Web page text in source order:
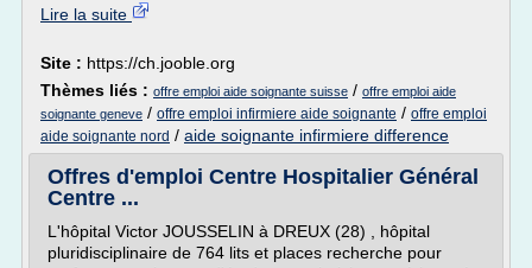
Lire la suite
Site : https://ch.jooble.org
Thèmes liés : offre emploi aide soignante suisse / offre emploi aide
soignante geneve / offre emploi infirmiere aide soignante / offre emploi
aide soignante nord / aide soignante infirmiere difference
Offres d'emploi Centre Hospitalier Général
Centre ...
L'hôpital Victor JOUSSELIN à DREUX (28) , hôpital
pluridisciplinaire de 764 lits et places recherche pour